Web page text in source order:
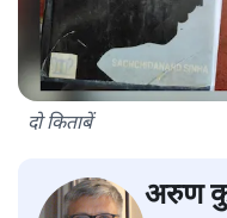
दो किताबें
अरुण